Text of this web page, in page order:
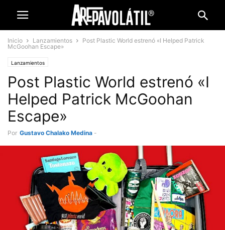
Inicio Lanzamientos
Post Plastic World estrenó «I Helped Patrick
McGoohan Escape»
Lanzamientos
Post Plastic World estrenó «I
Helped Patrick McGoohan
Escape»
Por Gustavo Chalako Medina -